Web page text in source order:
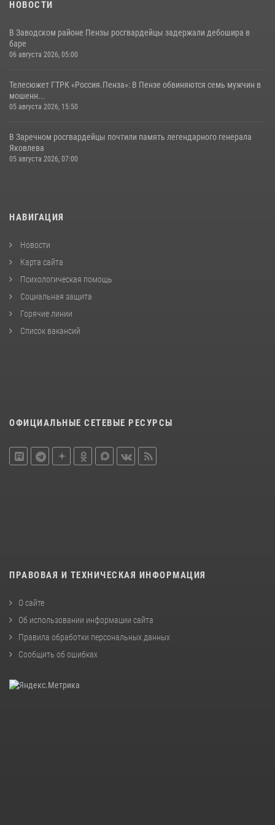
НОВОСТИ
В Заводском районе Пензы росгвардейцы задержали дебошира в
баре
06 августа 2026, 05:00
Телесюжет ГТРК «Россия.Пенза»: В Пензе обвиняются семь мужчин в
мошенн...
05 августа 2026, 15:50
В Заречном росгвардейцы почтили память легендарного генерала
Яковлева
05 августа 2026, 07:00
НАВИГАЦИЯ
Новости
Карта сайта
Психологическая помощь
Социальная защита
Горячие линии
Список вакансий
ОФИЦИАЛЬНЫЕ СЕТЕВЫЕ РЕСУРСЫ
ПРАВОВАЯ И ТЕХНИЧЕСКАЯ ИНФОРМАЦИЯ
О сайте
Об использовании информации сайта
Правила обработки персональных данных
Сообщить об ошибках